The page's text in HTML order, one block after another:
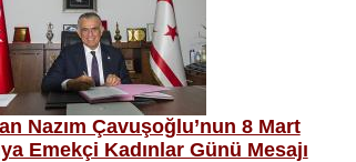
Nazım Çavuşoğlu’nun 8 Mart
Emekçi Kadınlar Günü Mesajı